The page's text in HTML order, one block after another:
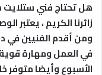
هل تحتاج فني
زائرنا الكريم ،
ومن أقدم الفنيين في
في العمل ومهارة قوية